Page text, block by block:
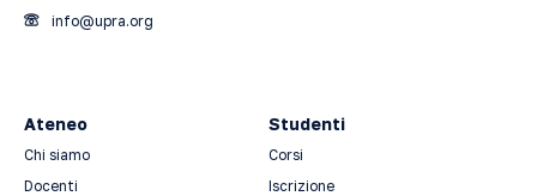
info@upra.org
Ateneo
Chi siamo
Docenti
Studenti
Corsi
Iscrizione